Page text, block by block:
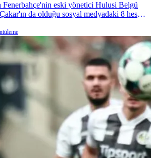
Fenerbahçe'nin eski yönetici Hulusi Belgü
da olduğu sosyal medyadaki 8 hesap
edeceğini açıkladı.